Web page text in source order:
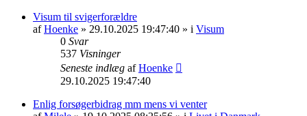
Visum til svigerforældre
afHoenke » 29.10.2025 19:47:40 » i Visum
0 Svar
537 Visninger
Seneste indlæg afHoenke
29.10.2025 19:47:40
Enlig forsøgerbidrag mm mens vi venter